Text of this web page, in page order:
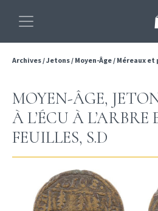
Archives/Jetons/ Moyen-Âge/ Méreaux et
MOYEN-ÂGE,
À L’ÉCU À L’ARBRE
FEUILLES, S.D